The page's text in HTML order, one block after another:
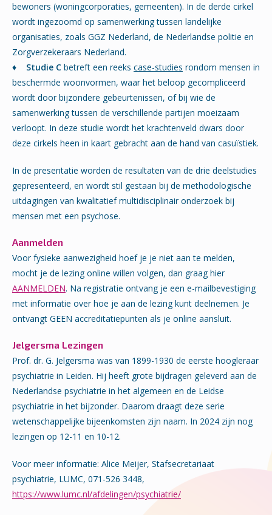
bewoners (woningcorporaties, gemeenten). In de derde cirkel
wordt ingezoomd op samenwerking tussen landelijke
organisaties, zoals GGZ Nederland, de Nederlandse politie en
Zorgverzekeraars Nederland.
♦ Studie C betreft een reeks case-studies rondom mensen in
beschermde woonvormen, waar het beloop gecompliceerd
wordt door bijzondere gebeurtenissen, of bij wie de
samenwerking tussen de verschillende partijen moeizaam
verloopt. In deze studie wordt het krachtenveld dwars door
deze cirkels heen in kaart gebracht aan de hand van casuïstiek.
In de presentatie worden de resultaten van de drie deelstudies
gepresenteerd, en wordt stil gestaan bij de methodologische
uitdagingen van kwalitatief multidisciplinair onderzoek bij
mensen met een psychose.
Aanmelden
Voor fysieke aanwezigheid hoef je je niet aan te melden,
mocht je de lezing online willen volgen, dan graag hier
AANMELDEN. Na registratie ontvang je een e-mailbevestiging
met informatie over hoe je aan de lezing kunt deelnemen. Je
ontvangt GEEN accreditatiepunten als je online aansluit.
Jelgersma Lezingen
Prof. dr. G. Jelgersma was van 1899-1930 de eerste hoogleraar
psychiatrie in Leiden. Hij heeft grote bijdragen geleverd aan de
Nederlandse psychiatrie in het algemeen en de Leidse
psychiatrie in het bijzonder. Daarom draagt deze serie
wetenschappelijke bijeenkomsten zijn naam. In 2024 zijn nog
lezingen op 12-11 en 10-12.
Voor meer informatie: Alice Meijer, Stafsecretariaat
psychiatrie, LUMC, 071-526 3448,
https://www.lumc.nl/afdelingen/psychiatrie/